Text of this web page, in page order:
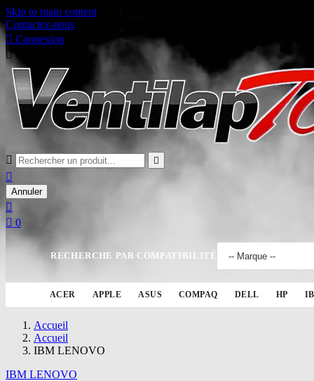
Skip to main content
Contactez-nous
 Connexion
 Panier
 

Annuler

 0
RECHERCHE PAR COMPATIBILITÉ
ACER APPLE ASUS COMPAQ DELL HP
Accueil
Accueil
IBM LENOVO
IBM LENOVO